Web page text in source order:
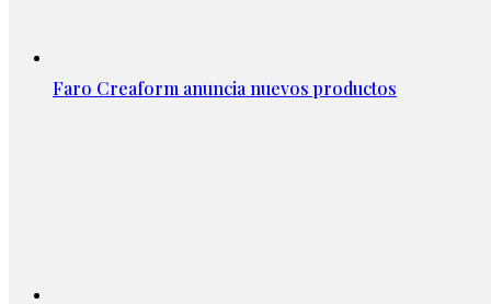
Faro Creaform anuncia nuevos productos